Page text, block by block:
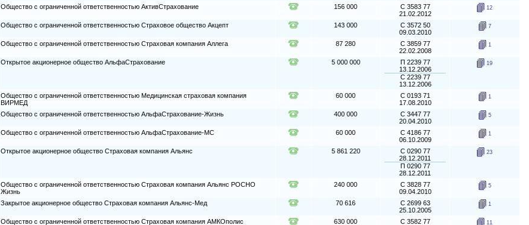
Общество с ограниченной ответственностью АктивСтрахование 156 000
С 3583 77
21.02.2012
12
Общество с ограниченной ответственностью Страховое общество Акцепт 143 000
С 3572 50
09.03.2010
7
Общество с ограниченной ответственностью Страховая компания Аллега 87 280
С 3859 77
22.02.2008
1
Открытое акционерное общество АльфаСтрахование 5 000 000
П 2239 77
13.12.2006
С 2239 77
13.12.2006
19
Общество с ограниченной ответственностью Медицинская страховая компания
ВИРМЕД
60 000
С 0193 71
17.08.2010
1
Общество с ограниченной ответственностью АльфаСтрахование-Жизнь 400 000
С 3447 77
20.04.2010
5
Общество с ограниченной ответственностью АльфаСтрахование-МС 60 000
С 4186 77
06.10.2009
1
Открытое акционерное общество Страховая компания Альянс 5 861 220
С 0290 77
28.12.2011
П 0290 77
28.12.2011
23
Общество с ограниченной ответственностью Страховая компания Альянс РОСНО
Жизнь
240 000
С 3828 77
09.04.2010
5
Закрытое акционерное общество Страховая компания Альянс-Мед 70 616
С 2699 63
25.10.2005
1
Общество с ограниченной ответственностью Страховая компания АМКОполис 630 000 С 3582 77 11